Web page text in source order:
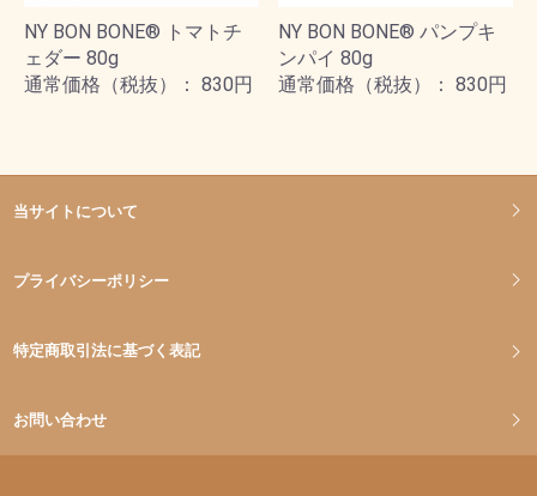
NY BON BONE® トマトチ
ェダー 80g
通常価格（税抜）： 830円
NY BON BONE® パンプキ
ンパイ 80g
通常価格（税抜）： 830円
当サイトについて
プライバシーポリシー
特定商取引法に基づく表記
お問い合わせ